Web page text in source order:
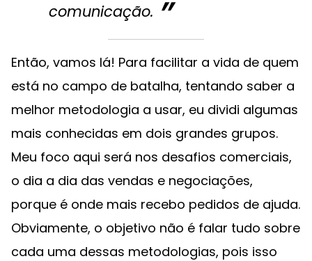
comunicação.
Então, vamos lá! Para facilitar a vida de quem
está no campo de batalha, tentando saber a
melhor metodologia a usar, eu dividi algumas
mais conhecidas em dois grandes grupos.
Meu foco aqui será nos desafios comerciais,
o dia a dia das vendas e negociações,
porque é onde mais recebo pedidos de ajuda.
Obviamente, o objetivo não é falar tudo sobre
cada uma dessas metodologias, pois isso